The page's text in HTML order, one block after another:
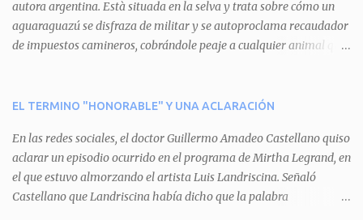
r
i
o
autora argentina. Està situada en la selva y trata sobre cómo un
aguaraguazú se disfraza de militar y se autoproclama recaudador
de impuestos camineros, cobrándole peaje a cualquier animal que
aguará le provoca. De igual manera pasa con Tatú, el armadillo.
del aguará y pasa sin pagar. Por último, Tui, la cotorra, deja
expuesta la mentira del aguará y arenga a los otros tres
personajes a unirse para enfrentarlo. Finalmente, terminan por
quitarle el disfraz de militar, y el aguará huye despavorido al verse
EL TERMINO "HONORABLE" Y UNA ACLARACIÓN
En las redes sociales, el doctor Guillermo Amadeo Castellano quiso
aclarar un episodio ocurrido en el programa de Mirtha Legrand, en
el que estuvo almorzando el artista Luis Landriscina. Señaló
Castellano que Landriscina había dicho que la palabra